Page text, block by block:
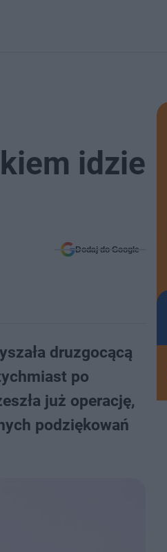
idzie
Dodaj do Google
druzgocącą
po
już operację,
podziękowań